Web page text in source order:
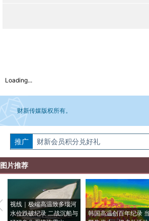
Loading...
财新传媒版权所有。
如需刊登转载请点击右侧按钮，提交相关信息。
推广 财新会员积分兑好礼
图片推荐
视线｜极端高温致多瑙河
水位跌破纪录 二战沉船与
韩国高温创百年纪录